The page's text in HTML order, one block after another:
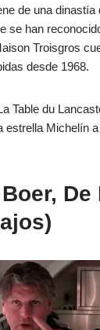
de una
se han
Troisgros
desde 1968.
Table du
estrella Michelín